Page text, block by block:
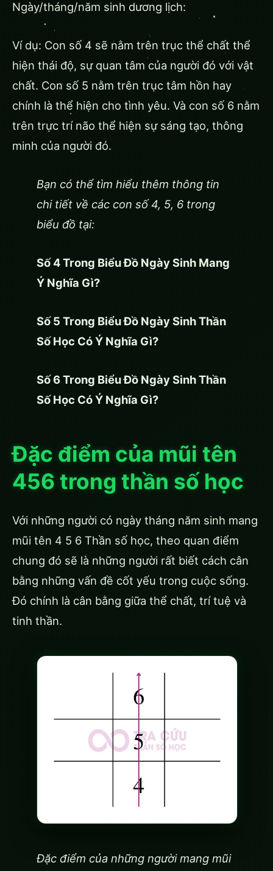
Ngày/tháng/năm sinh dương lịch:
Ví dụ: Con số 4 sẽ nằm trên trục thể chất thể
hiện thái độ, sự quan tâm của người đó với vật
chất. Con số 5 nằm trên trục tâm hồn hay
chính là thể hiện cho tình yêu. Và con số 6 nằm
trên trực trí não thể hiện sự sáng tạo, thông
minh của người đó.
Bạn có thể tìm hiểu thêm thông tin
chi tiết về các con số 4, 5, 6 trong
biểu đồ tại:
Số 4 Trong Biểu Đồ Ngày Sinh Mang
Ý Nghĩa Gì?
Số 5 Trong Biểu Đồ Ngày Sinh Thần
Số Học Có Ý Nghĩa Gì?
Số 6 Trong Biểu Đồ Ngày Sinh Thần
Số Học Có Ý Nghĩa Gì?
Đặc điểm của mũi tên
456 trong thần số học
Với những người có ngày tháng năm sinh mang
mũi tên 4 5 6 Thần số học, theo quan điểm
chung đó sẽ là những người rất biết cách cân
bằng những vấn đề cốt yếu trong cuộc sống.
Đó chính là cân bằng giữa thể chất, trí tuệ và
tinh thần.
Đặc điểm của những người mang mũi